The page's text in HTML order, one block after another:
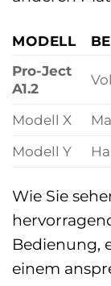
MODELL
Pro-Ject
A1.2
Modell X
Modell Y
Wie Sie
Bedienung,
einem